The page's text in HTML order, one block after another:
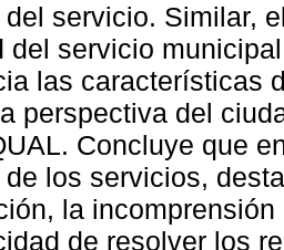
del servicio. Similar,
del servicio
las características
perspectiva del
Concluye que
los servicios,
la
de resolver los